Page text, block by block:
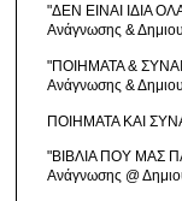
"ΔΕΝ ΕΙΝΑΙ ΙΔΙΑ
Ανάγνωσης &
"ΠΟΙΗΜΑΤΑ &
Ανάγνωσης &
ΠΟΙΗΜΑΤΑ ΚΑΙ
"ΒΙΒΛΙΑ ΠΟΥ ΜΑΣ
Ανάγνωσης @